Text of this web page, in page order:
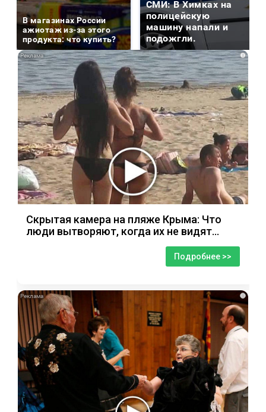
В магазинах России
ажиотаж из-за этого
продукта: что купить?
СМИ: В Химках на
полицейскую
машину напали и
подожгли.
i
Скрытая камера на пляже Крыма: Что
люди вытворяют, когда их не видят...
Подробнее >>
i